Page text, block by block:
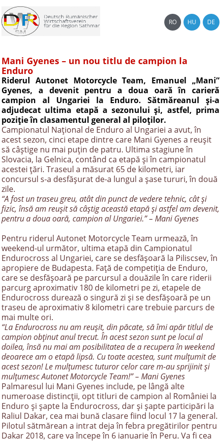
RO HU DE
Mani Gyenes – un nou titlu de campion la
Enduro
Riderul Autonet Motorcycle Team, Emanuel „Mani”
Gyenes, a devenit pentru a doua oară în carieră
campion al Ungariei la Enduro. Sătmăreanul și-a
adjudecat ultima etapă a sezonului și, astfel, prima
poziție în clasamentul general al piloților.
Campionatul Național de Enduro al Ungariei a avut, în
acest sezon, cinci etape dintre care Mani Gyenes a reușit
să câștige nu mai puțin de patru. Ultima stagiune în
Slovacia, la Gelnica, contând ca etapă și în campionatul
acestei țări. Traseul a măsurat 65 de kilometri, iar
concursul s-a desfășurat de-a lungul a șase tururi, în două
zile.
“A fost un traseu greu, atât din punct de vedere tehnic, cât și
fizic, însă am reușit să câștig această etapă și astfel am devenit,
pentru a doua oară, campion al Ungariei.” – Mani Gyenes
Pentru riderul Autonet Motorcycle Team urmează, în
weekend-ul următor, ultima etapă din Campionatul
Endurocross al Ungariei, care se desfășoară la Piliscsev, în
apropiere de Budapesta. Față de competiția de Enduro,
care se desfășoară pe parcursul a douăzile în care riderii
parcurg aproximativ 180 de kilometri pe zi, etapele de
Endurocross durează o singură zi și se desfășoară pe un
traseu de aproximativ 8 kilometri care trebuie parcurs de
mai multe ori.
“La Endurocross nu am reușit, din păcate, să îmi apăr titlul de
campion obținut anul trecut. În acest sezon sunt pe locul al
doilea, însă nu mai am posibilitatea de a recupera în weekend
deoarece am o etapă lipsă. Cu toate acestea, sunt mulțumit de
acest sezon! Le mulțumesc tuturor celor care m-au sprijinit și
mulțumesc Autonet Motorcycle Team!” – Mani Gyenes
Palmaresul lui Mani Gyenes include, pe lângă alte
numeroase distincții, opt titluri de campion al României la
Enduro și șapte la Endurocross, dar și șapte participări la
Raliul Dakar, cea mai bună clasare fiind locul 17 la general.
Pilotul sătmărean a intrat deja în febra pregătirilor pentru
Dakar 2018, care va începe în 6 ianuarie în Peru. Va fi cea